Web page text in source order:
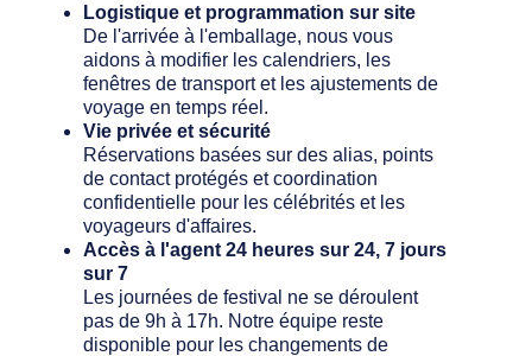
Logistique et programmation sur site
De l'arrivée à l'emballage, nous vous
aidons à modifier les calendriers, les
fenêtres de transport et les ajustements de
voyage en temps réel.
Vie privée et sécurité
Réservations basées sur des alias, points
de contact protégés et coordination
confidentielle pour les célébrités et les
voyageurs d'affaires.
Accès à l'agent 24 heures sur 24, 7 jours
sur 7
Les journées de festival ne se déroulent
pas de 9h à 17h. Notre équipe reste
disponible pour les changements de